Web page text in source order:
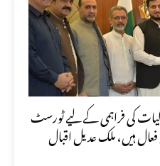
کی فراہمی کے لیے ٹورسٹ
فعال ہیں، ملک عدیل اقبال